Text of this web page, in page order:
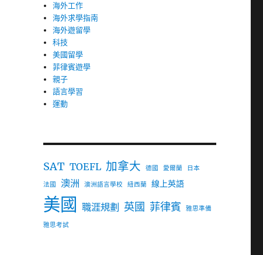
海外工作
海外求學指南
海外遊留學
科技
美國留學
菲律賓遊學
親子
語言學習
運動
SAT TOEFL 加拿大 德國 愛爾蘭 日本
法國 澳洲 澳洲語言學校 紐西蘭 線上英語
美國 職涯規劃 英國 菲律賓 雅思準備
雅思考試